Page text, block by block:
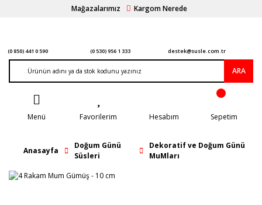
Mağazalarımız Kargom Nerede
(0 850) 441 0 590 (0 530) 956 1 333 destek@susle.com.tr
ARA
Menü Favorilerim Hesabım Sepetim
Anasayfa
Doğum Günü
Süsleri
Dekoratif ve Doğum Günü
MuMları